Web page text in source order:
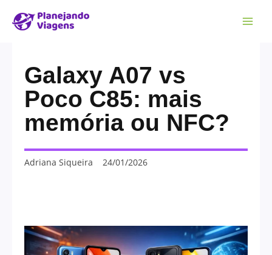
Galaxy A07 vs
Poco C85: mais
memória ou NFC?
Adriana Siqueira 24/01/2026